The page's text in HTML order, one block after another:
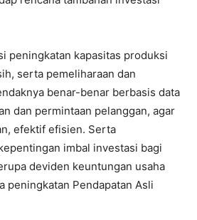
peningkatan kapasitas produksi
serta pemeliharaan dan
benar-benar berbasis data
dan permintaan pelanggan, agar
efektif efisien. Serta
imbal investasi bagi
deviden keuntungan usaha
peningkatan Pendapatan Asli